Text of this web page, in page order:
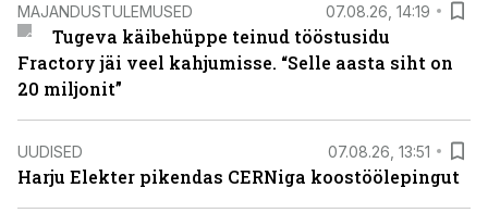
MAJANDUSTULEMUSED 07.08.26, 14:19
Tugeva käibehüppe teinud tööstusidu
Fractory jäi veel kahjumisse. “Selle aasta siht on
20 miljonit”
UUDISED 07.08.26, 13:51
Harju Elekter pikendas CERNiga koostöölepingut